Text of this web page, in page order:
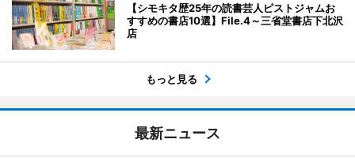
【シモキタ歴25年の読書芸人ピストジャムお
すすめの書店10選】File.4～三省堂書店下北沢
店
もっと見る
最新ニュース